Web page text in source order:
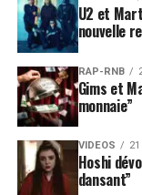
U2 et
nouvelle
RAP-RNB
Gims et
monnaie”
VIDEOS
Hoshi
dansant”